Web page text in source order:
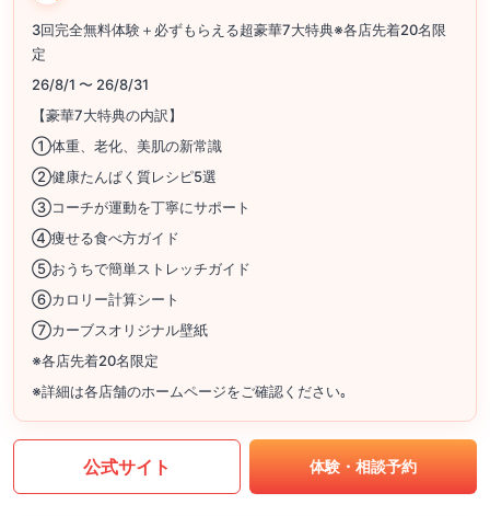
3回完全無料体験＋必ずもらえる超豪華7大特典※各店先着20名限
定
26/8/1 〜 26/8/31
【豪華7大特典の内訳】
①体重、老化、美肌の新常識
②健康たんぱく質レシピ5選
③コーチが運動を丁寧にサポート
④痩せる食べ方ガイド
⑤おうちで簡単ストレッチガイド
⑥カロリー計算シート
⑦カーブスオリジナル壁紙
※各店先着20名限定
※詳細は各店舗のホームページをご確認ください｡
公式サイト 体験・相談予約